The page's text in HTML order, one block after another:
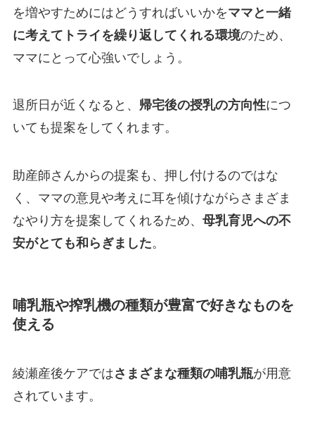
を増やすためにはどうすればいいかをママと一緒
に考えてトライを繰り返してくれる環境のため、
ママにとって心強いでしょう。
退所日が近くなると、 帰宅後の授乳の方向性につ
いても提案をしてくれます。
助産師さんからの提案も、押し付けるのではな
く、ママの意見や考えに耳を傾けながらさまざま
なやり方を提案してくれるため、 母乳育児への不
安がとても和らぎました。
哺乳瓶や搾乳機の種類が豊富で好きなものを
使える
綾瀬産後ケアではさまざまな種類の哺乳瓶が用意
されています。